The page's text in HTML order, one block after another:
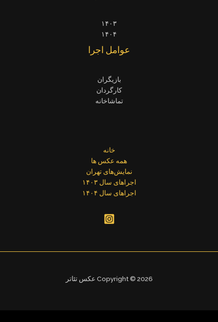
۱۴۰۳
۱۴۰۴
عوامل اجرا
بازیگران
کارگردان
تماشاخانه
خانه
همه عکس ها
نمایش‌های تهران
اجراهای سال ۱۴۰۳
اجراهای سال ۱۴۰۴
Copyright © 2026 عکس تئاتر